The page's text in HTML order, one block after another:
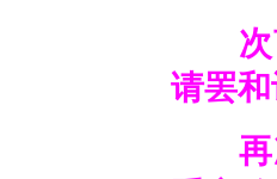
次言
请罢
再次